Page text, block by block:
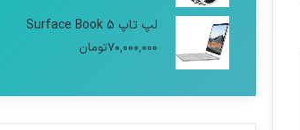
لپ تاپ Surface Book 5
70,000,000تومان